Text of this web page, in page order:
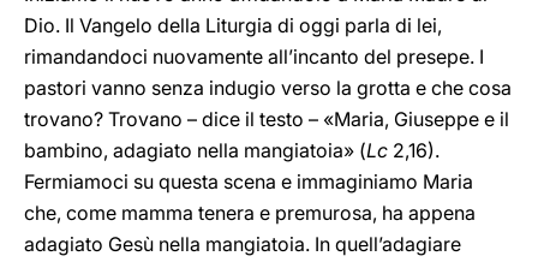
Dio. Il Vangelo della Liturgia di oggi parla di lei,
rimandandoci nuovamente all’incanto del presepe. I
pastori vanno senza indugio verso la grotta e che cosa
trovano? Trovano – dice il testo – «Maria, Giuseppe e il
bambino, adagiato nella mangiatoia» (Lc 2,16).
Fermiamoci su questa scena e immaginiamo Maria
che, come mamma tenera e premurosa, ha appena
adagiato Gesù nella mangiatoia. In quell’adagiare